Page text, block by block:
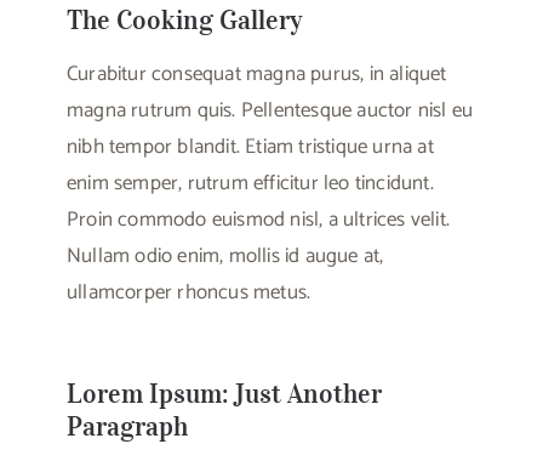
The Cooking Gallery
Curabitur consequat magna purus, in aliquet
magna rutrum quis. Pellentesque auctor nisl eu
nibh tempor blandit. Etiam tristique urna at
enim semper, rutrum efficitur leo tincidunt.
Proin commodo euismod nisl, a ultrices velit.
Nullam odio enim, mollis id augue at,
ullamcorper rhoncus metus.
Lorem Ipsum: Just Another
Paragraph